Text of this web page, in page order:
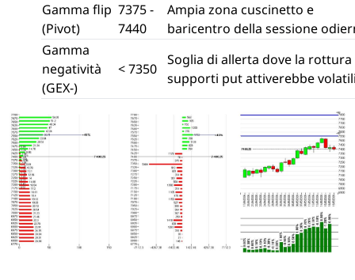
Gamma flip
(Pivot)
7375 -
7440
Ampia zona cuscinetto e
baricentro della sessione
Gamma
negatività
(GEX-)
< 7350
Soglia di allerta dove la rottura
supporti put attiverebbe